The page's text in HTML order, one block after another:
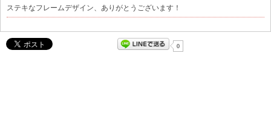
ステキなフレームデザイン、ありがとうございます！
0